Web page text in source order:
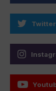
Twitter